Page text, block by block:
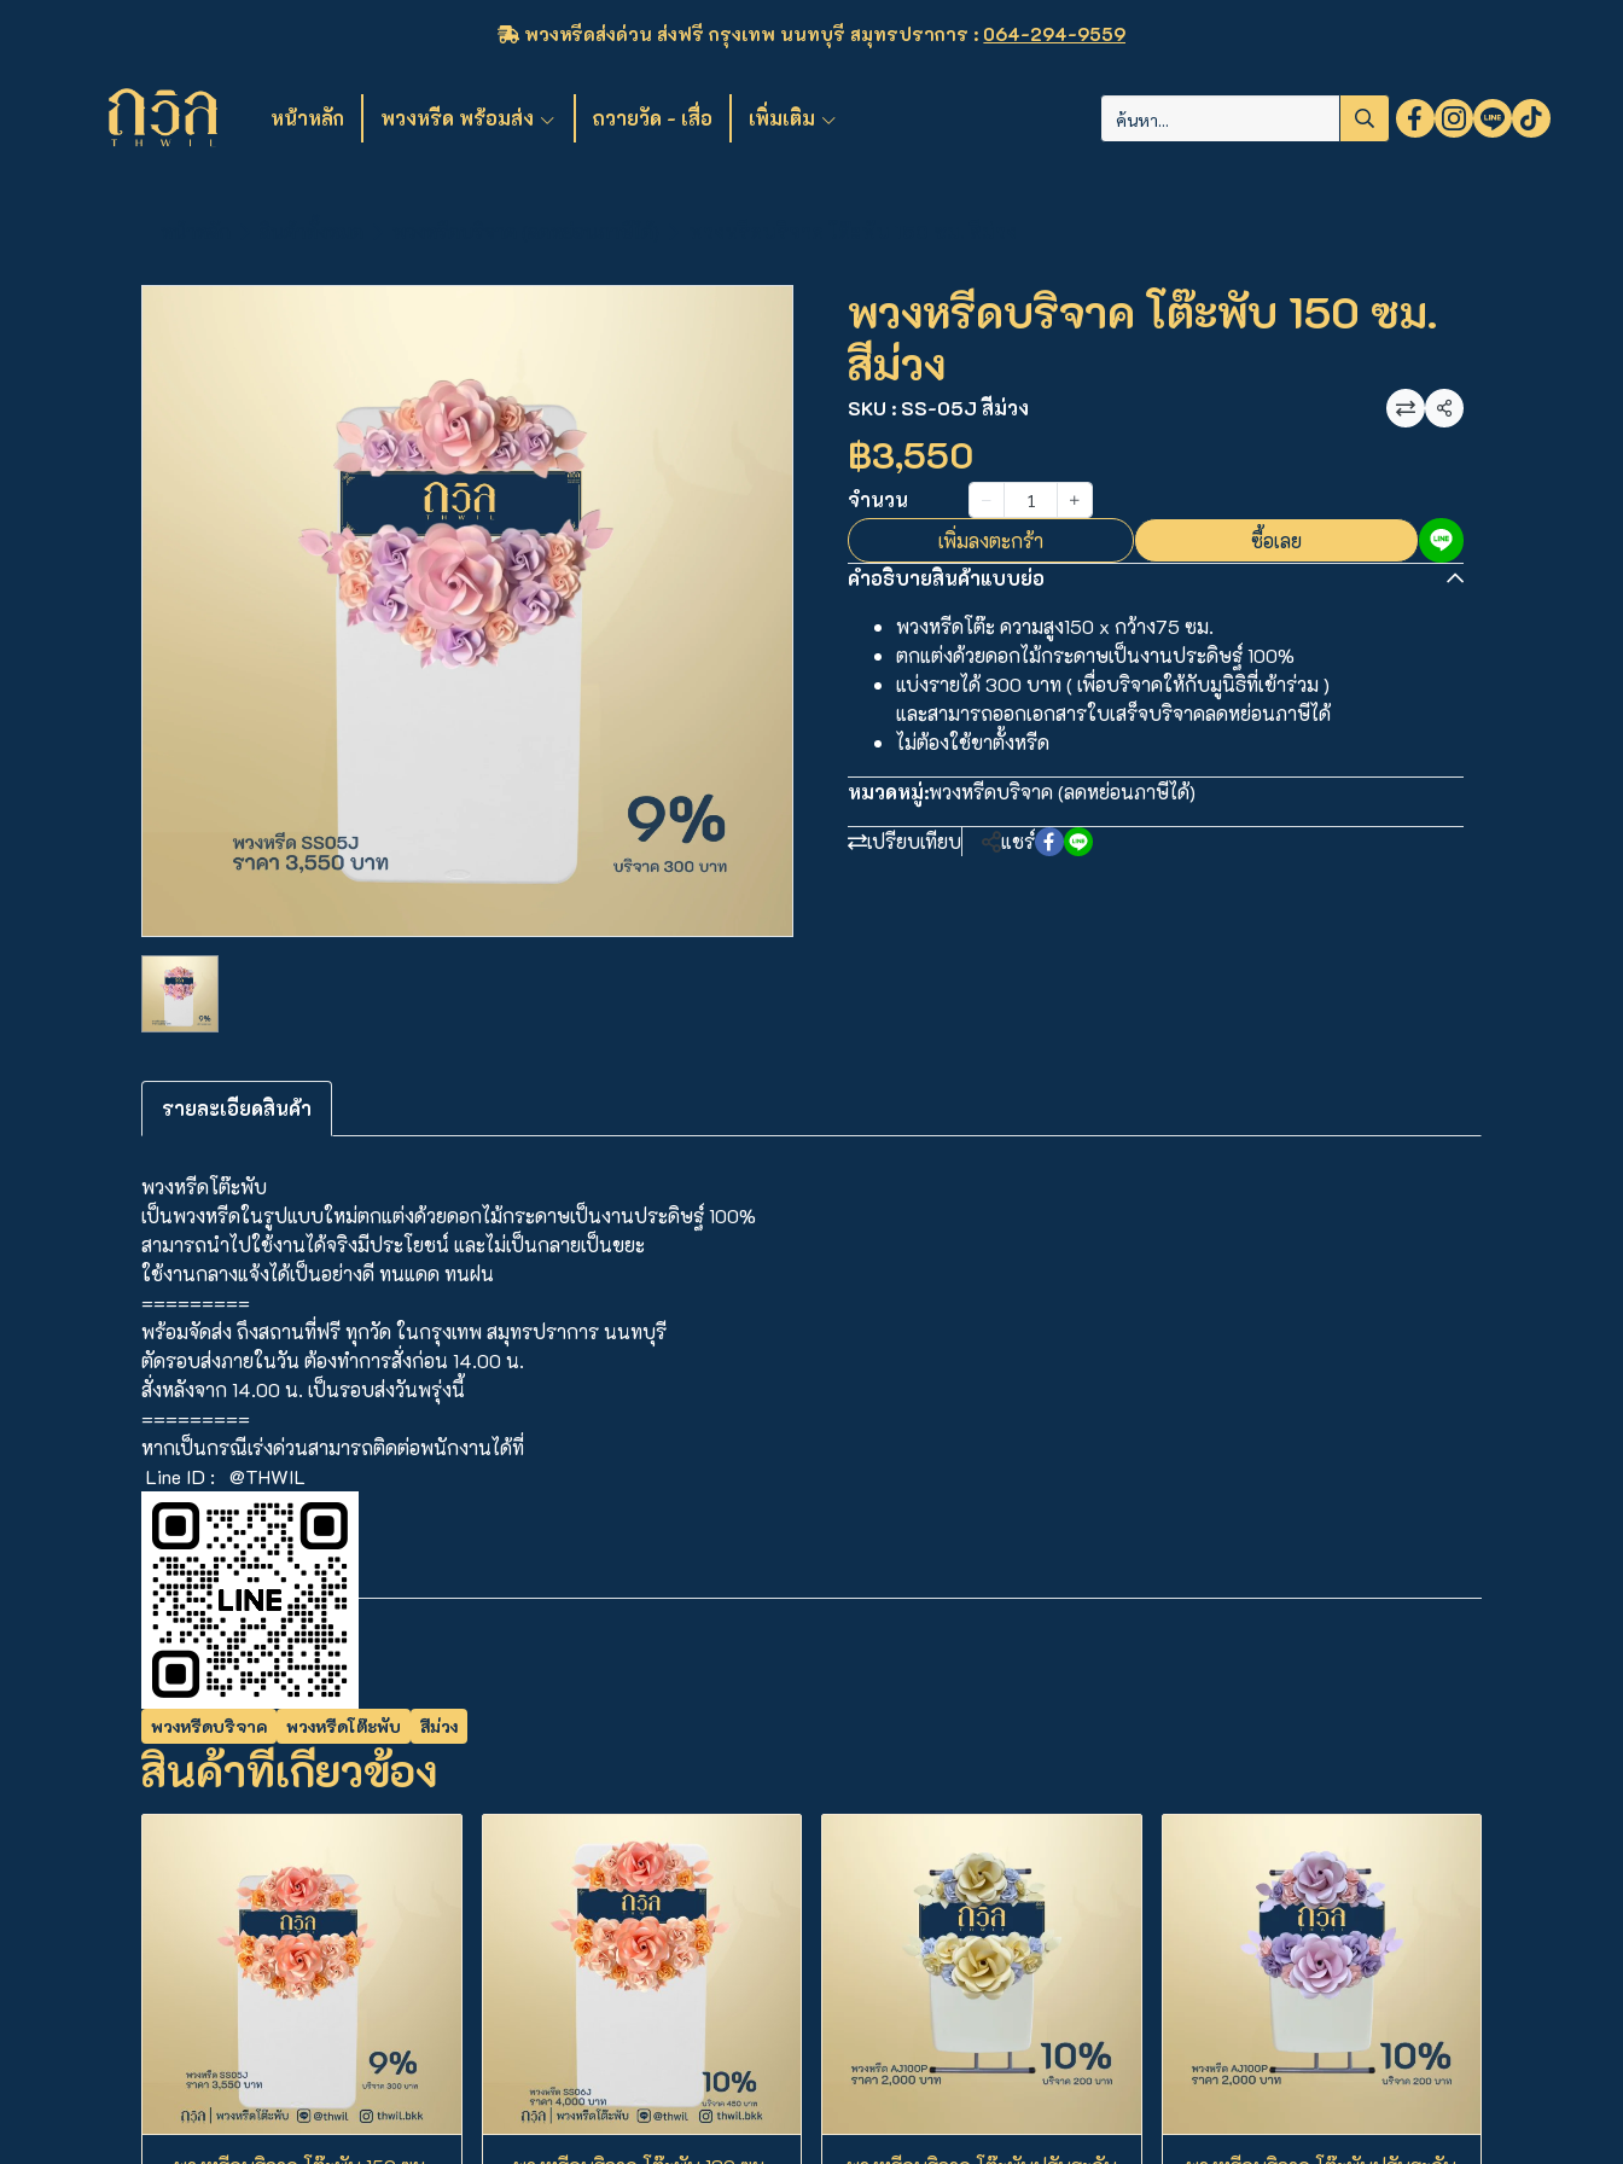
พวงหรีดส่งด่วน ส่งฟรี กรุงเทพ นนทบุรี สมุทรปราการ : 064-294-9559
หน้าหลัก พวงหรีด พร้อมส่ง ถวายวัด - เสื่อ เพิ่มเติม
พวงหรีดบริจาค โต๊ะพับ 150 ซม.
สีม่วง
SKU : SS-05J สีม่วง แชร์
฿3,550
จำนวน
เพิ่มลงตะกร้า
ซื้อเลย
คำอธิบายสินค้าแบบย่อ
พวงหรีดโต๊ะ ความสูง150 x กว้าง75 ซม.
ตกแต่งด้วยดอกไม้กระดาษเป็นงานประดิษฐ์ 100%
แบ่งรายได้ 300 บาท ( เพื่อบริจาคให้กับมูนิธิที่เข้าร่วม )
และสามารถออกเอกสารใบเสร็จบริจาคลดหย่อนภาษีได้
ไม่ต้องใช้ขาตั้งหรีด
หมวดหมู่:พวงหรีดบริจาค (ลดหย่อนภาษีได้)
เปรียบเทียบ
แชร์
รายละเอียดสินค้า
พวงหรีดโต๊ะพับ
เป็นพวงหรีดในรูปแบบใหม่ตกแต่งด้วยดอกไม้กระดาษเป็นงานประดิษฐ์ 100%
สามารถนำไปใช้งานได้จริงมีประโยชน์ และไม่เป็นกลายเป็นขยะ
ใช้งานกลางแจ้งได้เป็นอย่างดี ทนแดด ทนฝน
=========
พร้อมจัดส่ง ถึงสถานที่ฟรี ทุกวัด ในกรุงเทพ สมุทรปราการ นนทบุรี
ตัดรอบส่งภายในวัน ต้องทำการสั่งก่อน 14.00 น.
สั่งหลังจาก 14.00 น. เป็นรอบส่งวันพรุ่งนี้
=========
หากเป็นกรณีเร่งด่วนสามารถติดต่อพนักงานได้ที่
Line ID :
@THWIL
พวงหรีดบริจาค พวงหรีดโต๊ะพับ สีม่วง
สินค้าที่เกี่ยวข้อง